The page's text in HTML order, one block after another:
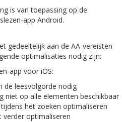
is van toepassing op de
app Android.
gedeeltelijk aan de AA-vereisten
optimalisaties nodig zijn:
app voor iOS:
de leesvolgorde nodig
niet op alle elementen beschikbaar
het zoeken optimaliseren
verder optimaliseren